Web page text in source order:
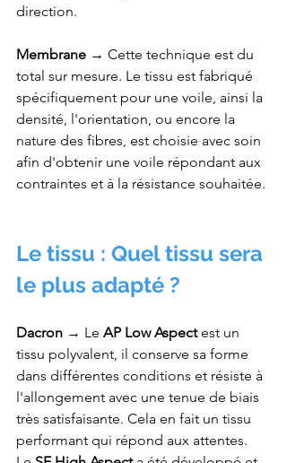
direction.
Membrane → Cette technique est du
total sur mesure. Le tissu est fabriqué
spécifiquement pour une voile, ainsi la
densité, l'orientation, ou encore la
nature des fibres, est choisie avec soin
afin d'obtenir une voile répondant aux
contraintes et à la résistance souhaitée.
Le tissu : Quel tissu sera
le plus adapté ?
Dacron → Le AP Low Aspect est un
tissu polyvalent, il conserve sa forme
dans différentes conditions et résiste à
l'allongement avec une tenue de biais
très satisfaisante. Cela en fait un tissu
performant qui répond aux attentes.